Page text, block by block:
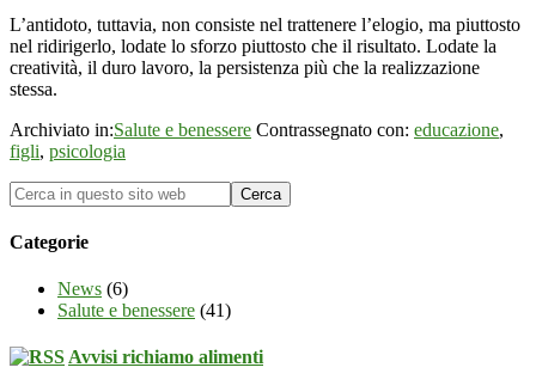
L’antidoto, tuttavia, non consiste nel trattenere l’elogio, ma piuttosto
nel ridirigerlo, lodate lo sforzo piuttosto che il risultato. Lodate la
creatività, il duro lavoro, la persistenza più che la realizzazione
stessa.
Archiviato in:Salute e benessere Contrassegnato con: educazione,
figli, psicologia
Categorie
News (6)
Salute e benessere (41)
Avvisi richiamo alimenti